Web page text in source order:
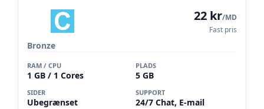
Bronze
22 kr/MD
Fast pris
RAM / CPU
1 GB / 1 Cores
PLADS
5 GB
SIDER
Ubegrænset
SUPPORT
24/7 Chat, E-mail